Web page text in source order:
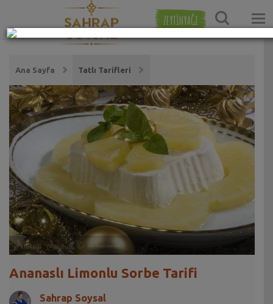
ZEYTİNYAĞI
Ana Sayfa Tatlı Tarifleri
Ananaslı Limonlu Sorbe Tarifi
Sahrap Soysal